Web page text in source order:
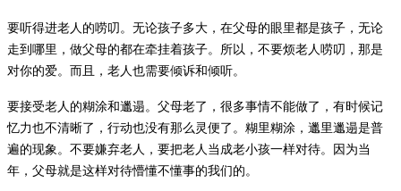
要听得进老人的唠叨。无论孩子多大，在父母的眼里都是孩子，无论
走到哪里，做父母的都在牵挂着孩子。所以，不要烦老人唠叨，那是
对你的爱。而且，老人也需要倾诉和倾听。
要接受老人的糊涂和邋遢。父母老了，很多事情不能做了，有时候记
忆力也不清晰了，行动也没有那么灵便了。糊里糊涂，邋里邋遢是普
遍的现象。不要嫌弃老人，要把老人当成老小孩一样对待。因为当
年，父母就是这样对待懵懂不懂事的我们的。